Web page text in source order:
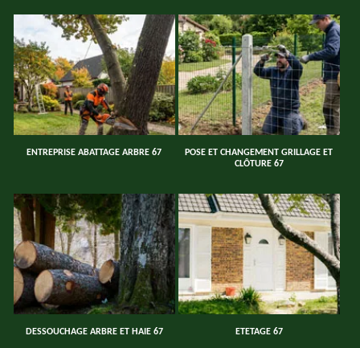
ENTREPRISE ABATTAGE ARBRE 67
POSE ET CHANGEMENT GRILLAGE ET
CLÔTURE 67
DESSOUCHAGE ARBRE ET HAIE 67 ETETAGE 67